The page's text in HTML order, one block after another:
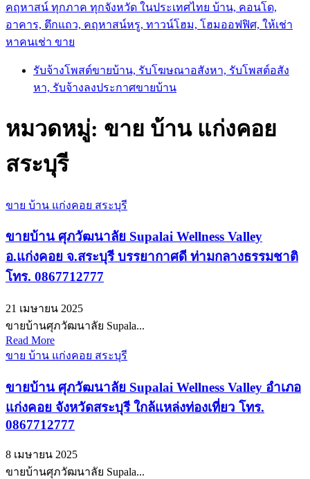
คฤหาสน์ ทุกภาค ทุกจังหวัด ในประเทศไทย บ้าน, คอนโด,
อาคาร, ตึกแถว, คฤหาสน์หรู, ทาวน์โฮม, โฮมออฟฟิศ, ให้เช่า
หาคนเช่า ขาย
รับจ้างโพสต์ขายบ้าน, รับโฆษณาอสังหา, รับโพสต์อสัง
หา, รับจ้างลงประกาศขายบ้าน
หมวดหมู่: ขาย บ้าน แก่งคอย
สระบุรี
ขาย บ้าน แก่งคอย สระบุรี
ขายบ้าน ศุภวัฒนาลัย Supalai Wellness Valley
อ.แก่งคอย จ.สระบุรี บรรยากาศดี ท่ามกลางธรรมชาติ
โทร. 0867712777
21 เมษายน 2025
ขายบ้านศุภวัฒนาลัย Supala...
Read More
ขาย บ้าน แก่งคอย สระบุรี
ขายบ้าน ศุภวัฒนาลัย Supalai Wellness Valley อำเภอ
แก่งคอย จังหวัดสระบุรี ใกล้แหล่งท่องเที่ยว โทร.
0867712777
8 เมษายน 2025
ขายบ้านศุภวัฒนาลัย Supala...